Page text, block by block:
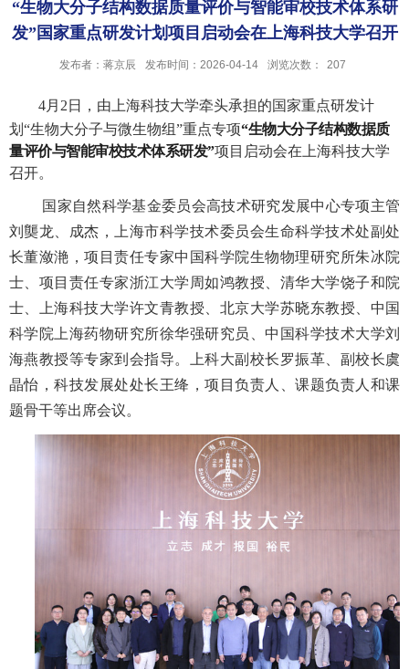
“生物大分子结构数据质量评价与智能审校技术体系研
发”国家重点研发计划项目启动会在上海科技大学召开
发布者：蒋京辰 发布时间：2026-04-14 浏览次数： 207
4月2日，由上海科技大学牵头承担的国家重点研发计
划“生物大分子与微生物组”重点专项“生物大分子结构数据质
量评价与智能审校技术体系研发”项目启动会在上海科技大学
召开。
国家自然科学基金委员会高技术研究发展中心专项主管
刘龑龙、成杰，上海市科学技术委员会生命科学技术处副处
长董潋滟，项目责任专家中国科学院生物物理研究所朱冰院
士、项目责任专家浙江大学周如鸿教授、清华大学饶子和院
士、上海科技大学许文青教授、北京大学苏晓东教授、中国
科学院上海药物研究所徐华强研究员、中国科学技术大学刘
海燕教授等专家到会指导。上科大副校长罗振革、副校长虞
晶怡，科技发展处处长王绛，项目负责人、课题负责人和课
题骨干等出席会议。